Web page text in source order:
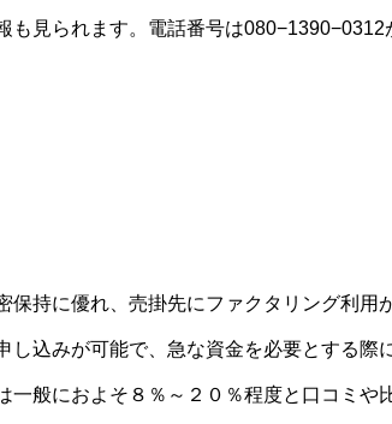
見られます。電話番号は080−1390−0312
持に優れ、売掛先にファクタリング利用
込みが可能で、急な資金を必要とする際
般におよそ８％～２０％程度と口コミや